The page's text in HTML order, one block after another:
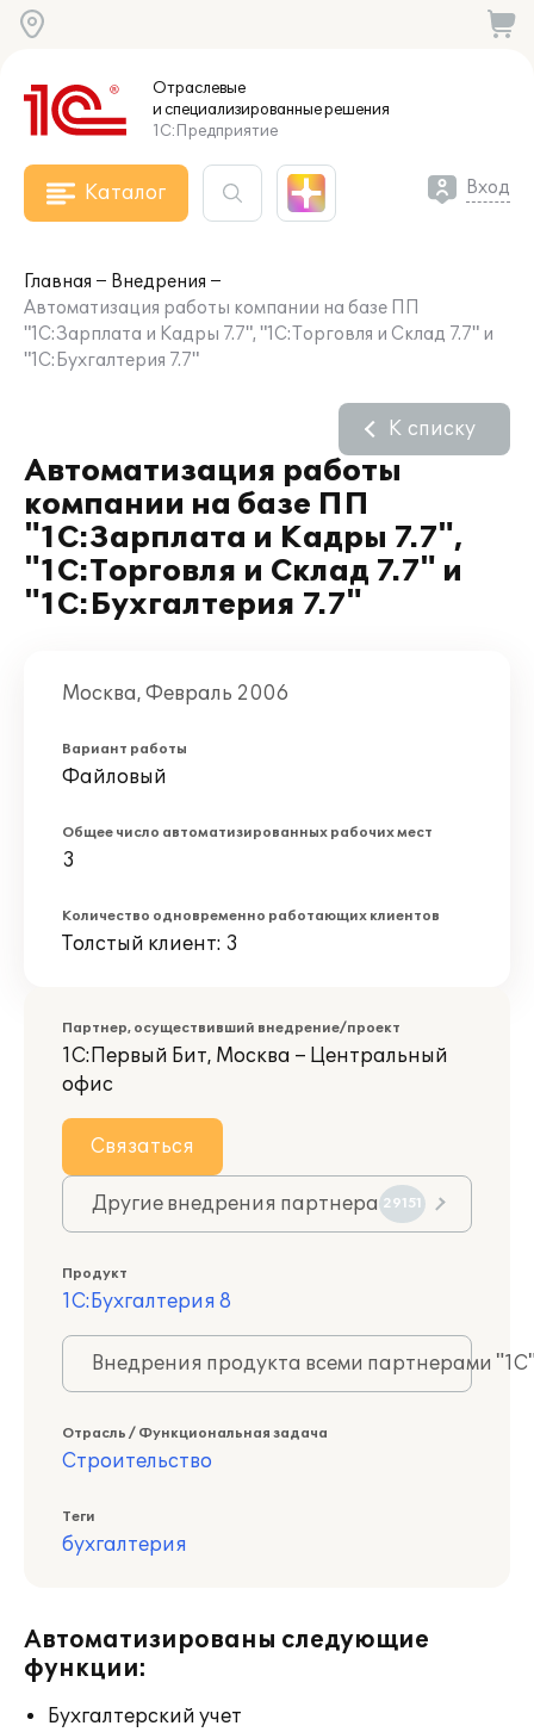
Отраслевые
и специализированныерешения
1С:Предприятие
Каталог Вход
Главная
Внедрения
Автоматизация работы компании на базе ПП
"1C:Зарплата и Кадры 7.7", "1С:Торговля и Склад 7.7" и
"1С:Бухгалтерия 7.7"
Автоматизация работы
компании на базе ПП
"1C:Зарплата и Кадры 7.7",
"1С:Торговля и Склад 7.7" и
"1С:Бухгалтерия 7.7"
К списку
Москва, Февраль 2006
Вариант работы
Файловый
Общее число автоматизированных рабочих мест
3
Количество одновременно работающих клиентов
Толстый клиент: 3
Партнер, осуществивший внедрение/проект
1С:Первый Бит, Москва – Центральный
офис
Связаться
Другие внедрения партнера 29151
Продукт
1С:Бухгалтерия 8
Внедрения продукта всеми партнерами
Отрасль / Функциональная задача
Строительство
Теги
бухгалтерия
Автоматизированы следующие
функции:
Бухгалтерский учет